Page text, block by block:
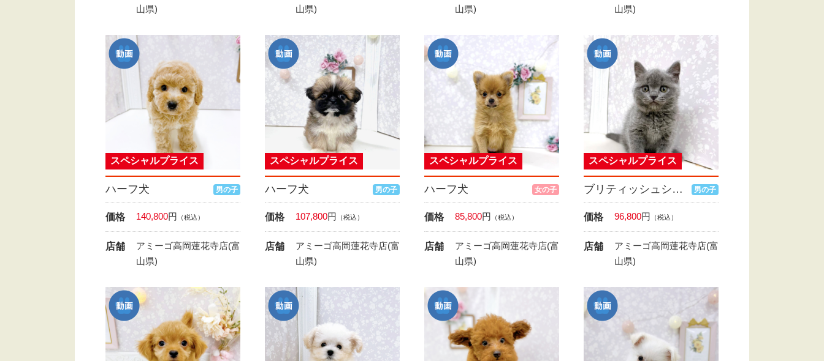
山県)
山県)
山県)
山県)
ハーフ犬 男の子
スペシャルプライス
価格 140,800円 （税込）
店舗
アミーゴ高岡蓮花寺店(富
山県)
ハーフ犬 男の子
スペシャルプライス
価格 107,800円 （税込）
店舗
アミーゴ高岡蓮花寺店(富
山県)
ハーフ犬 女の子
スペシャルプライス
価格 85,800円 （税込）
店舗
アミーゴ高岡蓮花寺店(富
山県)
ブリティッシュショートヘア 男の子
スペシャルプライス
価格 96,800円 （税込）
店舗
アミーゴ高岡蓮花寺店(富
山県)